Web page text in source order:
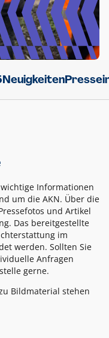
Neuigkeiten
Informationen
um die AKN. Über die
und Artikel
Das bereitgestellte
im
werden. Sollten Sie
Anfragen
gerne.
Bildmaterial stehen